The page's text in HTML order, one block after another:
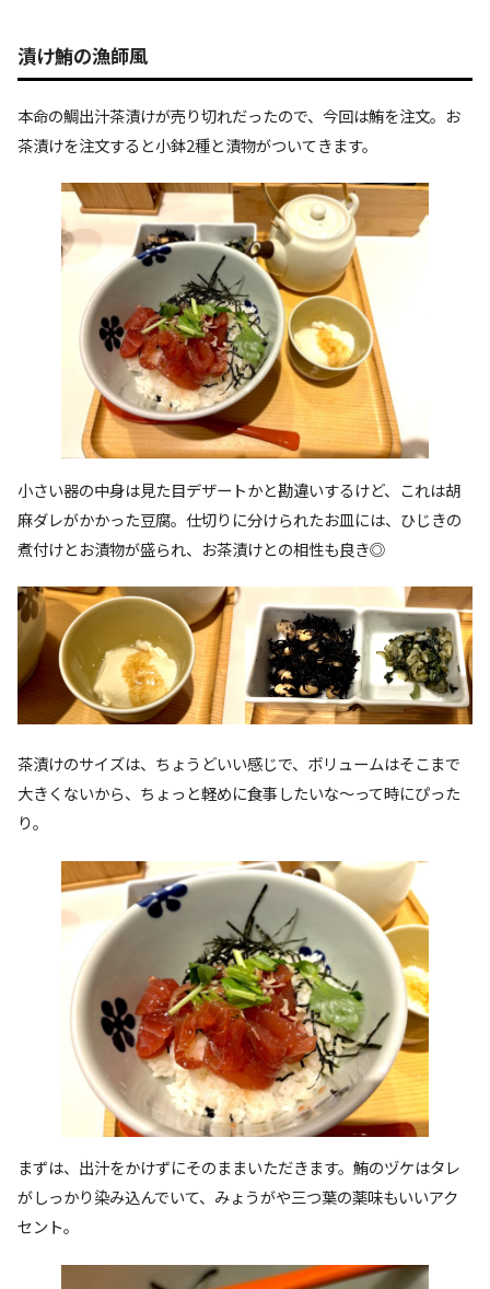
漬け鮪の漁師風
本命の鯛出汁茶漬けが売り切れだったので、今回は鮪を注文。お
茶漬けを注文すると小鉢2種と漬物がついてきます。
小さい器の中身は見た目デザートかと勘違いするけど、これは胡
麻ダレがかかった豆腐。仕切りに分けられたお皿には、ひじきの
煮付けとお漬物が盛られ、お茶漬けとの相性も良き◎
茶漬けのサイズは、ちょうどいい感じで、ボリュームはそこまで
大きくないから、ちょっと軽めに食事したいな〜って時にぴった
り。
まずは、出汁をかけずにそのままいただきます。鮪のヅケはタレ
がしっかり染み込んでいて、みょうがや三つ葉の薬味もいいアク
セント。